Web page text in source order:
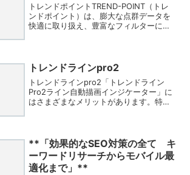
トレンドポイントTREND-POINT（トレ
ンドポイント）は、膨大な点群データを
快適に取り扱え、豊富なフィルターによ
省「情報...
トレンドラインpro2
トレンドラインpro2「トレンドライン
Pro2ライン自動描画インジケーター」に
はさまざまなメリットがあります。特に
が、実際にトレ...
**「効果的なSEO対策の全て キ
ーワードリサーチからモバイル最
適化まで」**